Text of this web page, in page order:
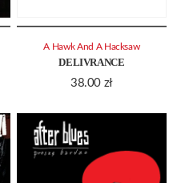
DELIVRANCE
38.00 zł
A Hawk And A Hacksaw